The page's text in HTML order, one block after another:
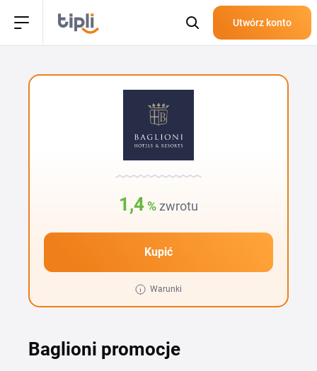
Utwórz konto
1,4% zwrotu
Kupić
Warunki
Baglioni promocje